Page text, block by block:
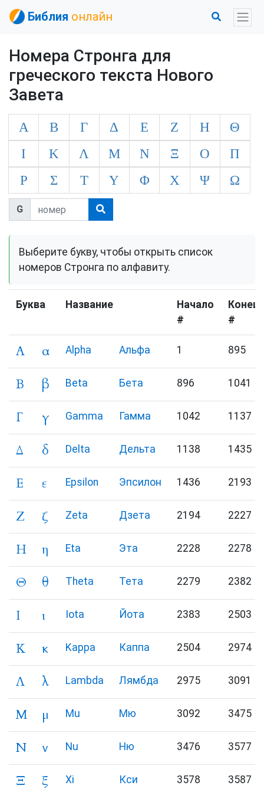
Библия онлайн
Номера Стронга для
греческого текста Нового
Завета
Α Β Γ Δ Ε Ζ Η
Θ
Ι
Κ Λ Μ Ν Ξ Ο
Π
Ρ
Σ Τ Υ Φ Χ Ψ Ω
G
Выберите букву, чтобы открыть список
номеров Стронга по алфавиту.
Буква Название
Начало
#
Конец
#
Α α Alpha Альфа 1 895
Β β Beta Бета 896 1041
Γ γ Gamma Гамма 1042 1137
Δ δ Delta Дельта 1138 1435
Ε ε Epsilon Эпсилон 1436 2193
Ζ ζ Zeta Дзета 2194 2227
Η η Eta Эта 2228 2278
Θ θ Theta Тета 2279 2382
Ι ι Iota Йота 2383 2503
Κ κ Kappa Каппа 2504 2974
Λ λ Lambda Лямбда 2975 3091
Μ μ Mu Мю 3092 3475
Ν ν Nu Ню 3476 3577
Ξ ξ Xi Кси 3578 3587